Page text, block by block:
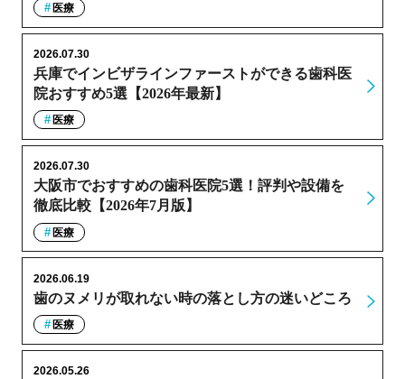
医療
兵庫でインビザラインファーストができる歯科医
院おすすめ5選【2026年最新】
2026.07.30
医療
大阪市でおすすめの歯科医院5選！評判や設備を
徹底比較【2026年7月版】
2026.07.30
医療
歯のヌメリが取れない時の落とし方の迷いどころ
2026.06.19
医療
2026.05.26